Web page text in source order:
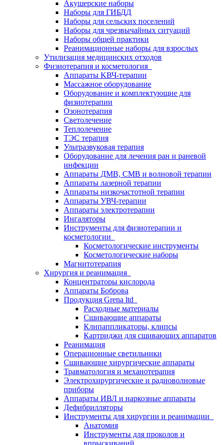
Акушерские наборы
Наборы для ГИБДД
Наборы для сельских поселений
Наборы для чрезвычайных ситуаций
Наборы общей практики
Реанимационные наборы для взрослых
Утилизация медицинских отходов
Физиотерапия и косметология
Аппараты KВЧ-терапии
Массажное оборудование
Оборудование и комплектующие для
физиотерапии
Озонотерапия
Светолечение
Теплолечение
ТЭС терапия
Ультразвуковая терапия
Оборудование для лечения ран и раневой
инфекции
Аппараты ДМВ, СМВ и волновой терапии
Аппараты лазерной терапии
Аппараты низкочастотной терапии
Аппараты УВЧ-терапии
Аппараты электротерапии
Ингаляторы
Инструменты для физиотерапии и
косметологии
Косметологические инструменты
Косметологические наборы
Магнитотерапия
Хирургия и реанимация
Концентраторы кислорода
Аппараты Боброва
Продукция Grena ltd
Расходные материалы
Сшивающие аппараты
Клипаппликаторы, клипсы
Картриджи для сшивающих аппаратов
Реанимация
Операционные светильники
Сшивающие хирургические аппараты
Травматология и механотерапия
Электрохирургические и радиоволновые
приборы
Аппараты ИВЛ и наркозные аппараты
Дефибрилляторы
Инструменты для хирургии и реанимации
Анатомия
Инструменты для проколов и
впрыскиваний